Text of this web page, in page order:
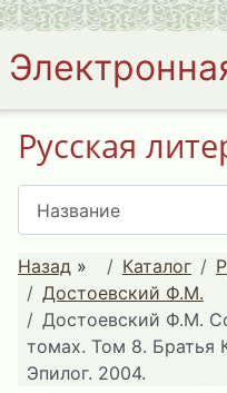
Русская
Назад » Каталог
Достоевский Ф.М.
Достоевский Ф.М.
томах. Том 8. Братья
Эпилог. 2004.